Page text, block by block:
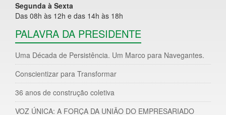
Segunda à Sexta
Das 08h às 12h e das 14h às 18h
PALAVRA DA PRESIDENTE
Uma Década de Persistência. Um Marco para Navegantes.
Conscientizar para Transformar
36 anos de construção coletiva
VOZ ÚNICA: A FORÇA DA UNIÃO DO EMPRESARIADO